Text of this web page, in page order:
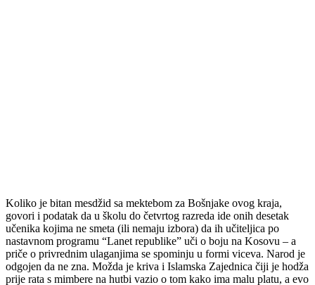
Koliko je bitan mesdžid sa mektebom za Bošnjake ovog kraja,
govori i podatak da u školu do četvrtog razreda ide onih desetak
učenika kojima ne smeta (ili nemaju izbora) da ih učiteljica po
nastavnom programu “Lanet republike” uči o boju na Kosovu – a
priče o privrednim ulaganjima se spominju u formi viceva. Narod je
odgojen da ne zna. Možda je kriva i Islamska Zajednica čiji je hodža
prije rata s mimbere na hutbi vazio o tom kako ima malu platu, a evo